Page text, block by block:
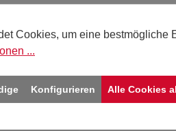
mm x 40 lfm"
Cookies, um eine bestmögliche
...
Konfigurieren Alle Cookies